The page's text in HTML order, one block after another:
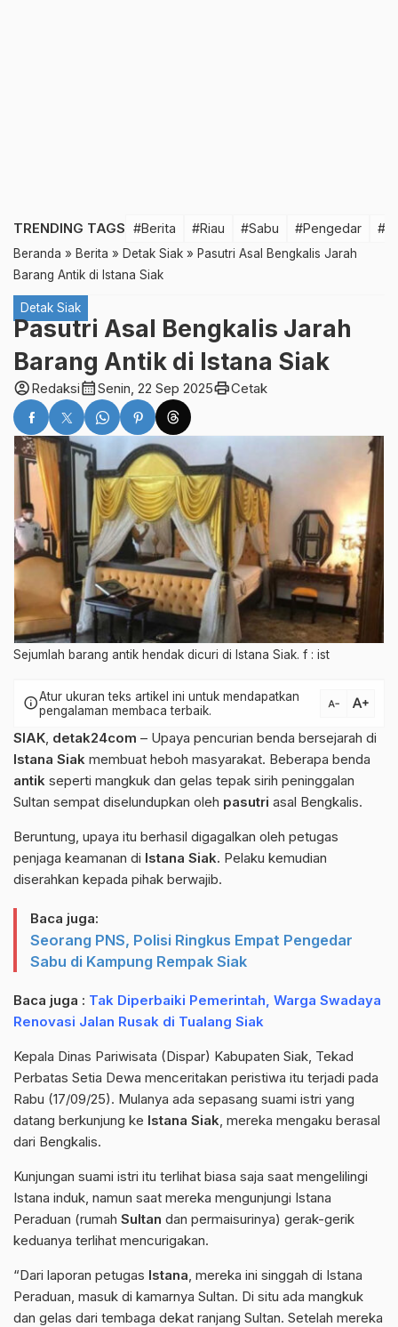
TRENDING TAGS #Berita #Riau #Sabu #Pengedar
Beranda » Berita » Detak Siak » Pasutri Asal Bengkalis Jarah
Barang Antik di Istana Siak
Detak Siak
Pasutri Asal Bengkalis Jarah
Barang Antik di Istana Siak
account_circleRedaksicalendar_monthSenin, 22 Sep 2025printCetak
Sejumlah barang antik hendak dicuri di Istana Siak. f : ist
infoAtur ukuran teks artikel ini untuk mendapatkan
pengalaman membaca terbaik.
text_decrease text_increase
SIAK detak24com – Upaya pencurian benda bersejarah di
Istana Siak membuat heboh masyarakat. Beberapa benda
antik seperti mangkuk dan gelas tepak sirih peninggalan
Sultan sempat diselundupkan oleh pasutri asal Bengkalis.
Beruntung, upaya itu berhasil digagalkan oleh petugas
penjaga keamanan di Istana Siak. Pelaku kemudian
diserahkan kepada pihak berwajib.
Baca juga:
Seorang PNS, Polisi Ringkus Empat Pengedar
Sabu di Kampung Rempak Siak
Baca juga : Tak Diperbaiki Pemerintah, Warga Swadaya
Renovasi Jalan Rusak di Tualang Siak
Kepala Dinas Pariwisata (Dispar) Kabupaten Siak, Tekad
Perbatas Setia Dewa menceritakan peristiwa itu terjadi pada
Rabu (17/09/25). Mulanya ada sepasang suami istri yang
datang berkunjung ke Istana Siak , mereka mengaku berasal
dari Bengkalis.
Kunjungan suami istri itu terlihat biasa saja saat mengelilingi
Istana induk, namun saat mereka mengunjungi Istana
Peraduan (rumah Sultan dan permaisurinya) gerak-gerik
keduanya terlihat mencurigakan.
“Dari laporan petugas Istana , mereka ini singgah di Istana
Peraduan, masuk di kamarnya Sultan. Di situ ada mangkuk
dan gelas dari tembaga dekat ranjang Sultan. Setelah mereka